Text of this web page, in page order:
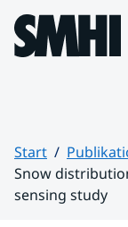
Hoppa till sidans
Start
Snow
sensing study